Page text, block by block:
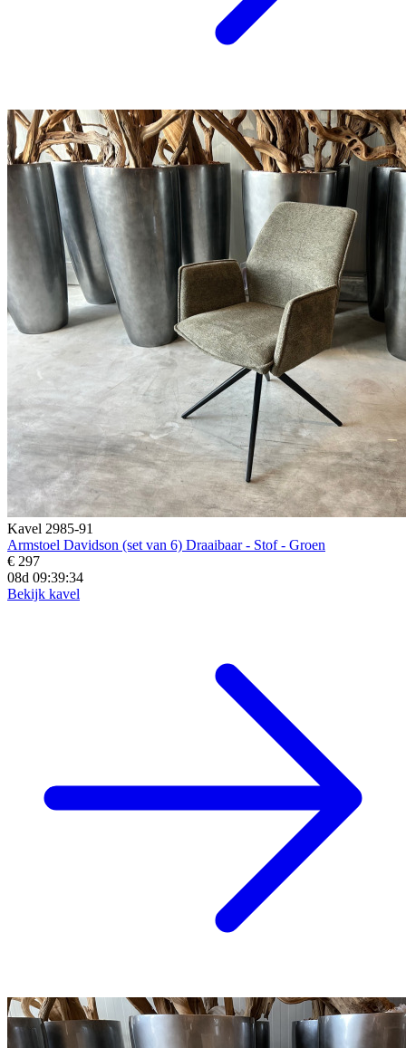
Kavel 2985-91
Armstoel Davidson (set van 6) Draaibaar - Stof - Groen
€ 297
08d 09:39:32
Bekijk kavel